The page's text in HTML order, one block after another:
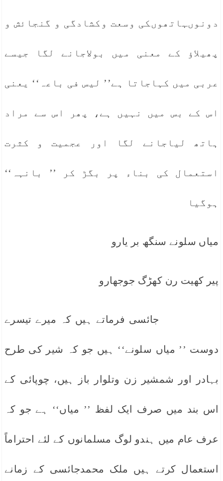
دونوںہاتھوںکی وسعت وکشادگی و گنجائش و
پھیلاؤ کے معنی میں بولاجانے لگا جیسے
عربی میں کہاجاتا ہے’’ لیس فی باعہ‘‘ یعنی
اس کے بس میں نہیں ہے، پھر اس سے مراد
ہاتھ لیاجانے لگا اور عجمیت و کثرت
استعمال کی بناء پر بگڑ کر ’’ بانہہ‘‘
ہوگیا
میاں سلونے سنگھ بر یارو
پیر کھیت رن کھڑگ جوجھارو
جائسی فرماتے ہیں کہ میرے تیسرے
دوست ’’ میاں سلونے‘‘ ہیں جو کہ شیر کی طرح
بہادر اور شمشیر زن وتلوار باز ہیں، چوپائی کے
اس بند میں صرف ایک لفظ ’’ میاں‘‘ ہے جو کہ
عرف عام میں ہندو لوگ مسلمانوں کے لئے احتراماً
استعمال کرتے ہیں ملک محمدجائسی کے زمانے